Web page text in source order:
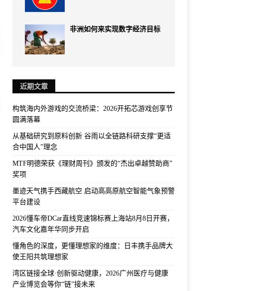
非洲如何来实现数字经济目标
近期文章
构筑海内外游戏的交流桥梁：2026开拓芯游戏创享节
圆满落幕
从基础研究到原料创新 谷雨以全链路科研支撑“更适
合中国人”理念
MTF明德荣获《理财周刊》颁发的“杰出卓越赞助商”
奖项
墨迹天气携手西藏航空 启动高高原航空智能气象预警
平台建设
2026懂车帝DCar直线竞速锦标赛上海站8月8日开赛，
汽车文化嘉年华同步开启
懂角色的深度，更懂理想家的维度：日丰携手品牌大
使王阳共筑理想家
湾区链接全球·创新驱动健康，2026广州医疗与健康
产业博览会等你“链”接未来